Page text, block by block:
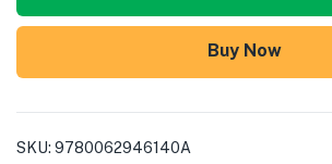
Buy Now
SKU: 9780062946140A